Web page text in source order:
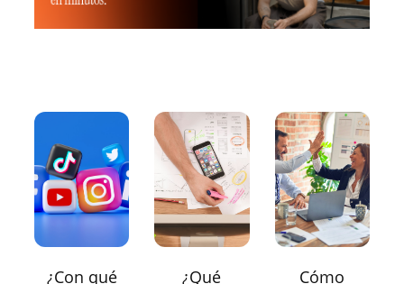
¿Con qué
¿Qué
Cómo